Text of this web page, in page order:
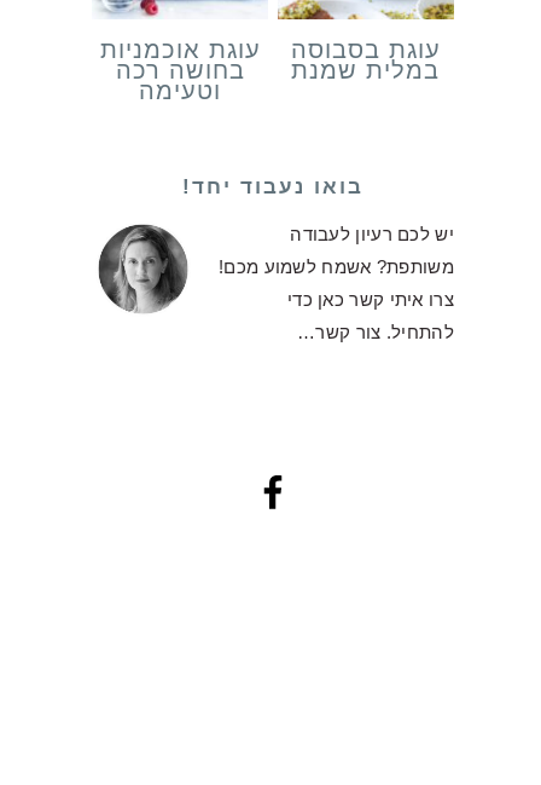
עוגת אוכמניות
בחושה רכה
וטעימה
עוגת בסבוסה
במלית שמנת
בואו נעבוד יחד!
יש לכם רעיון לעבודה
משותפת? אשמח לשמוע מכם!
צרו איתי קשר כאן כדי
להתחיל. צור קשר…